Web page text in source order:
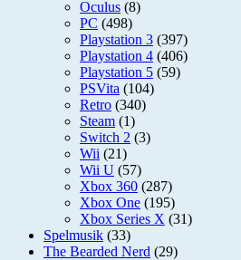
Oculus (8)
PC (498)
Playstation 3 (397)
Playstation 4 (406)
Playstation 5 (59)
PSVita (104)
Retro (340)
Steam (1)
Switch 2 (3)
Wii (21)
Wii U (57)
Xbox 360 (287)
Xbox One (195)
Xbox Series X (31)
Spelmusik (33)
The Bearded Nerd (29)